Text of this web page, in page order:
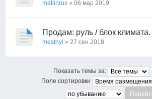
matlinrus » 06 мар 2019
Продам: руль / блок климата.
mestnyi » 27 сен 2018
Показать темы за:
Поле сортировки